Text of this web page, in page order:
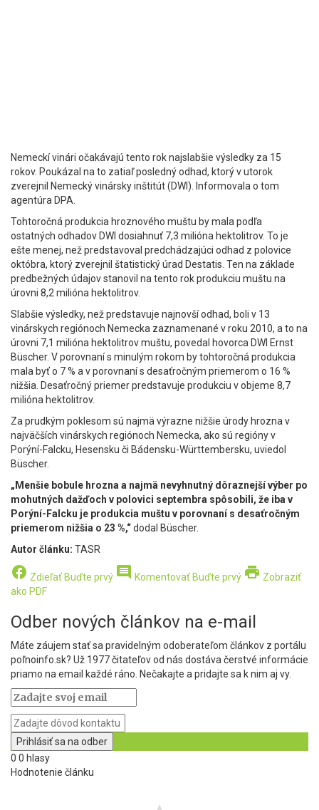
Nemeckí vinári očakávajú tento rok najslabšie výsledky za 15
rokov. Poukázal na to zatiaľ posledný odhad, ktorý v utorok
zverejnil Nemecký vinársky inštitút (DWI). Informovala o tom
agentúra DPA.
Tohtoročná produkcia hroznového muštu by mala podľa
ostatných odhadov DWI dosiahnuť 7,3 milióna hektolitrov. To je
ešte menej, než predstavoval predchádzajúci odhad z polovice
októbra, ktorý zverejnil štatistický úrad Destatis. Ten na základe
predbežných údajov stanovil na tento rok produkciu muštu na
úrovni 8,2 milióna hektolitrov.
Slabšie výsledky, než predstavuje najnovší odhad, boli v 13
vinárskych regiónoch Nemecka zaznamenané v roku 2010, a to na
úrovni 7,1 milióna hektolitrov muštu, povedal hovorca DWI Ernst
Büscher. V porovnaní s minulým rokom by tohtoročná produkcia
mala byť o 7 % a v porovnaní s desaťročným priemerom o 16 %
nižšia. Desaťročný priemer predstavuje produkciu v objeme 8,7
milióna hektolitrov.
Za prudkým poklesom sú najmä výrazne nižšie úrody hrozna v
najväčších vinárskych regiónoch Nemecka, ako sú regióny v
Porýní-Falcku, Hesensku či Bádensku-Württembersku, uviedol
Büscher.
„Menšie bobule hrozna a najmä nevyhnutný dôraznejší výber po
mohutných dažďoch v polovici septembra spôsobili, že iba v
Porýní-Falcku je produkcia muštu v porovnaní s desaťročným
priemerom nižšia o 23 %,“dodal Büscher.
Autor článku: TASR
facebook Zdieľať Buďte prvý comment Komentovať Buďte prvý print Zobraziť
ako PDF
Odber nových článkov na e-mail
Máte záujem stať sa pravidelným odoberateľom článkov z portálu
poľnoinfo.sk? Už 1977 čitateľov od nás dostáva čerstvé informácie
priamo na email každé ráno. Nečakajte a pridajte sa k nim aj vy.
0 0 hlasy
Hodnotenie článku